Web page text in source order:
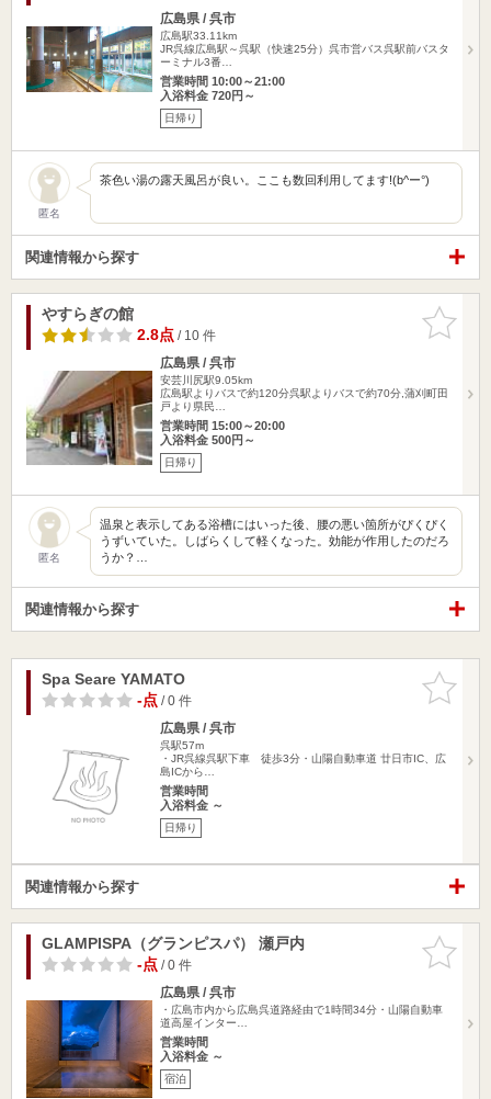
広島県 / 呉市
広島駅33.11km
JR呉線広島駅～呉駅（快速25分）呉市営バス呉駅前バスタ
ーミナル3番…
営業時間 10:00～21:00
入浴料金 720円～
日帰り
匿名
茶色い湯の露天風呂が良い。ここも数回利用してます!(b^ー°)
関連情報から探す
お気に入
りに追加
やすらぎの館
2.8点/ 10 件
広島県 / 呉市
安芸川尻駅9.05km
広島駅よりバスで約120分呉駅よりバスで約70分,蒲刈町田
戸より県民…
営業時間 15:00～20:00
入浴料金 500円～
日帰り
匿名
温泉と表示してある浴槽にはいった後、腰の悪い箇所がぴくぴく
うずいていた。しばらくして軽くなった。効能が作用したのだろ
うか？…
関連情報から探す
お気に入
りに追加
Spa Seare YAMATO
-点/ 0 件
広島県 / 呉市
呉駅57m
・JR呉線呉駅下車 徒歩3分・山陽自動車道 廿日市IC、広
島ICから…
営業時間
入浴料金 ～
日帰り
関連情報から探す
お気に入
りに追加
GLAMPISPA（グランピスパ） 瀬戸内
-点/ 0 件
広島県 / 呉市
・広島市内から広島呉道路経由で1時間34分・山陽自動車
道高屋インター…
営業時間
入浴料金 ～
宿泊